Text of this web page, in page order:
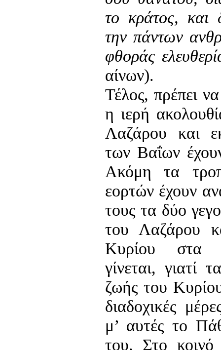
το κράτος, και
την πάντων
φθοράς
αίνων).
Τέλος, πρέπει
η ιερή
Λαζάρου και
των Βαΐων
Ακόμη τα
εορτών έχουν
τους τα δύο
του Λαζάρου
Κυρίου στα
γίνεται, γιατί
ζωής του
διαδοχικές
μ’ αυτές το
του. Στο κοινό